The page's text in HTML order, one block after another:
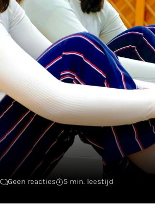
Geen reacties 5 min. leestijd